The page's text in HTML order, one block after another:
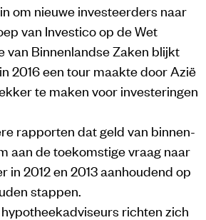
om nieuwe investeerders naar
van Investico op de Wet
van Binnenlandse Zaken blijkt
2016 een tour maakte door Azië
te maken voor investeringen
rapporten dat geld van binnen-
aan de toekomstige vraag naar
2012 en 2013 aanhoudend op
stappen.
richten zich